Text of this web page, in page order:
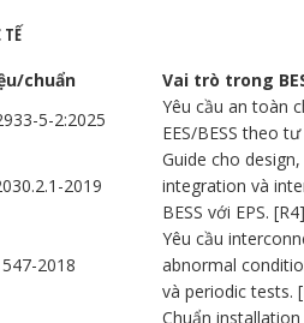
TẾ
chuẩn
Vai trò trong
5-2:2025
Yêu cầu an toàn
EES/BESS theo
2019
Guide cho
integration và
BESS với EPS. [R4]
2018
Yêu cầu
abnormal
và periodic tests.
Chuẩn